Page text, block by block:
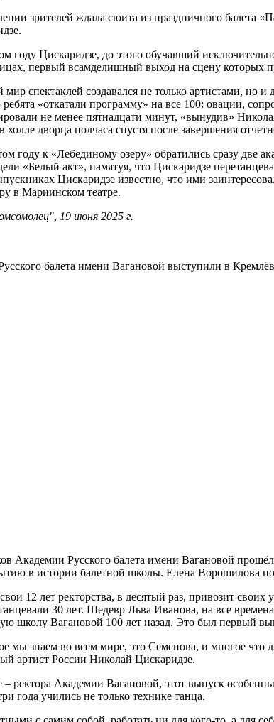
зрителей ждала сюита из праздничного балета
году Цискаридзе, до этого обучавший
первый всамделишный выход на сцену которых
спектаклей создавался не только артистами,
«откатали программу» на все 100: овации,
не менее пятнадцати минут, «вынудив»
дворца полчаса спустя после завершения
году к «Лебединому озеру» обратились сразу две
«Белый акт», памятуя, что Цискаридзе
Цискаридзе известно, что ими
в Мариинском театре.
19 июня 2025 г.
балета имени Вагановой выступили в
Академии Русского балета имени Вагановой
в истории балетной школы. Елена Ворошилова
12 лет ректорства, в десятый раз, привозит
30 лет. Шедевр Льва Иванова, на все
школу Вагановой 100 лет назад. Это был первый
мы знаем во всем мире, это Семенова, и многое
артист России Николай Цискаридзе.
– ректора Академии Вагановой, этот выпуск
года учились не только технике танца.